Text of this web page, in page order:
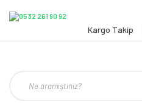
Kargo Takip